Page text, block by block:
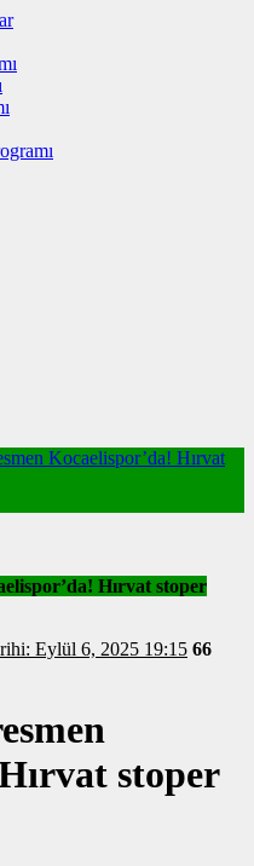
Kocaelispor’da! Hırvat
Hırvat stoper
Tarihi: Eylül 6, 2025 19:15 66
stoper